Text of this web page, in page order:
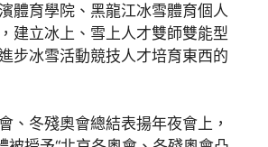
體育學院、黑龍江冰雪體育個人
建立冰上、雪上人才雙師雙能型
步冰雪活動競技人才培育東西的
、冬殘奧會總結表揚年夜會上，